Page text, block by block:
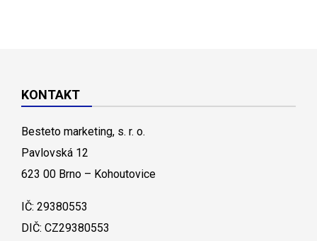
KONTAKT
Besteto marketing, s. r. o.
Pavlovská 12
623 00 Brno – Kohoutovice
IČ: 29380553
DIČ: CZ29380553